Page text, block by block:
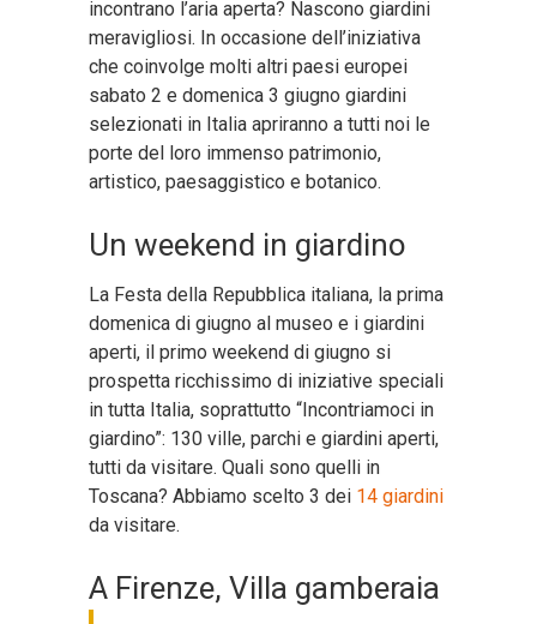
incontrano l’aria aperta? Nascono giardini
meravigliosi. In occasione dell’iniziativa
che coinvolge molti altri paesi europei
sabato 2 e domenica 3 giugno giardini
selezionati in Italia apriranno a tutti noi le
porte del loro immenso patrimonio,
artistico, paesaggistico e botanico.
Un weekend in giardino
La Festa della Repubblica italiana, la prima
domenica di giugno al museo e i giardini
aperti, il primo weekend di giugno si
prospetta ricchissimo di iniziative speciali
in tutta Italia, soprattutto “Incontriamoci in
giardino”: 130 ville, parchi e giardini aperti,
tutti da visitare. Quali sono quelli in
Toscana? Abbiamo scelto 3 dei 14 giardini
da visitare.
A Firenze, Villa gamberaia